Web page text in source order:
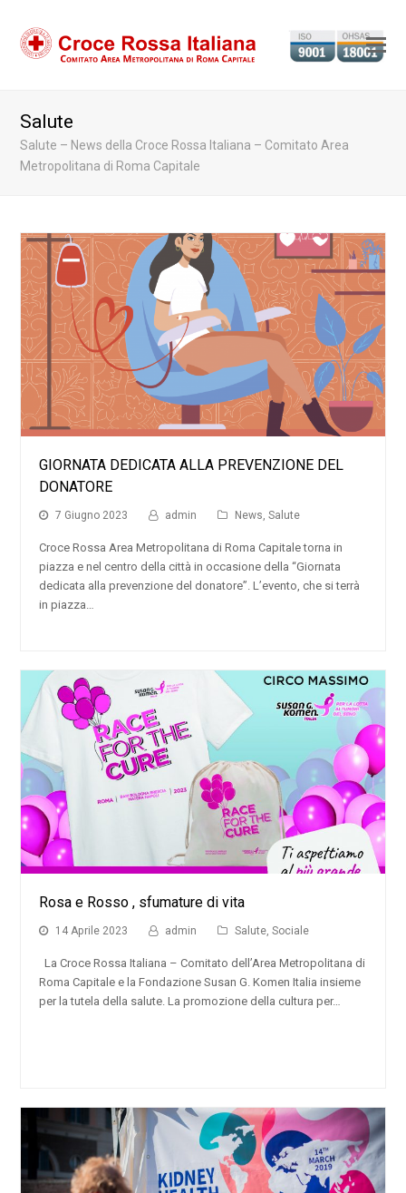
Salute
Salute – News della Croce Rossa Italiana – Comitato Area
Metropolitana di Roma Capitale
GIORNATA DEDICATA ALLA PREVENZIONE DEL
DONATORE
7 Giugno 2023 admin News, Salute
Croce Rossa Area Metropolitana di Roma Capitale torna in
piazza e nel centro della città in occasione della “Giornata
dedicata alla prevenzione del donatore”. L’evento, che si terrà
in piazza…
Rosa e Rosso , sfumature di vita
14 Aprile 2023 admin Salute, Sociale
La Croce Rossa Italiana – Comitato dell’Area Metropolitana di
Roma Capitale e la Fondazione Susan G. Komen Italia insieme
per la tutela della salute. La promozione della cultura per…